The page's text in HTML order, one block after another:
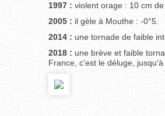
1997 : violent orage : 10 cm
2005 : il gèle à Mouthe : -0°5.
2014 : une tornade de faible
2018 : une brève et faible
France, c'est le déluge,